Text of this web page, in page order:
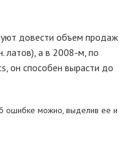
довести объем продаж
латов), а в 2008-м, по
он способен вырасти до
ошибке можно, выделив ее и